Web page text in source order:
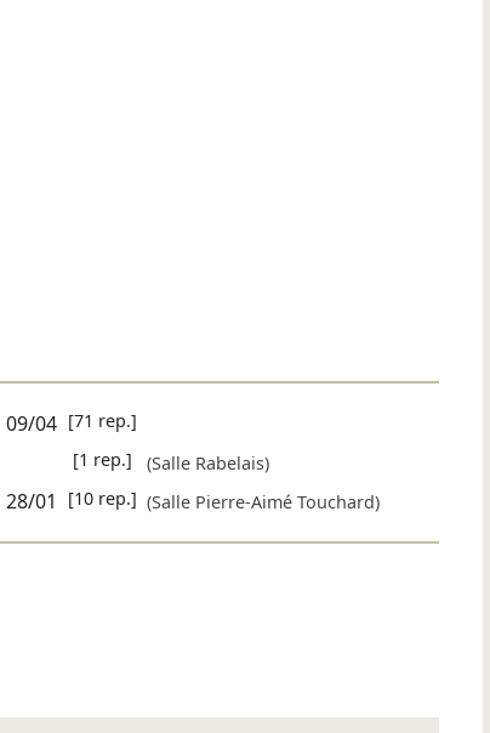
09/04 [71 rep.]
[1 rep.] (Salle Rabelais)
28/01 [10 rep.] (Salle Pierre-Aimé Touchard)